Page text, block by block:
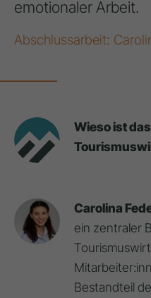
emotionaler Arbeit.
Abschlussarbeit:
Wieso ist
Carolina
ein zentraler
Bestandteil